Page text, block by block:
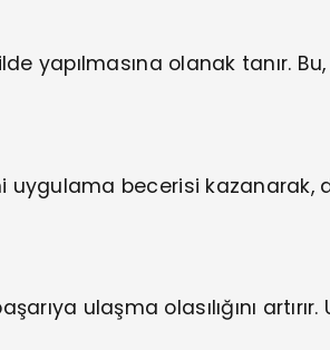
yapılmasına olanak tanır.
uygulama becerisi kazanarak,
ulaşma olasılığını